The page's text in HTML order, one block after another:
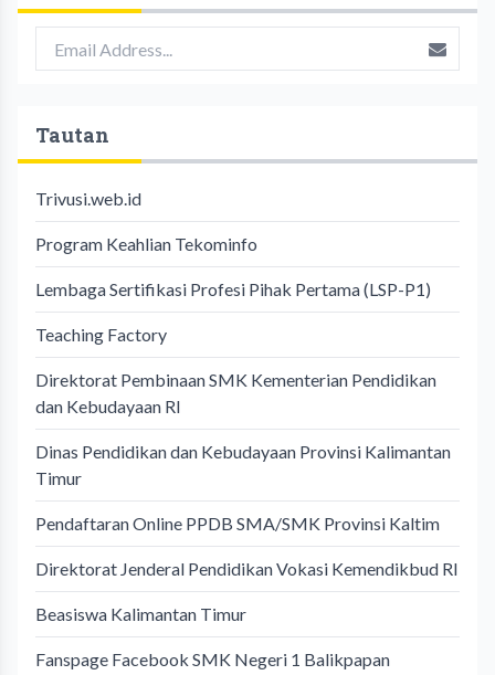
Tautan
Trivusi.web.id
Program Keahlian Tekominfo
Lembaga Sertifikasi Profesi Pihak Pertama (LSP-P1)
Teaching Factory
Direktorat Pembinaan SMK Kementerian Pendidikan
dan Kebudayaan RI
Dinas Pendidikan dan Kebudayaan Provinsi Kalimantan
Timur
Pendaftaran Online PPDB SMA/SMK Provinsi Kaltim
Direktorat Jenderal Pendidikan Vokasi Kemendikbud RI
Beasiswa Kalimantan Timur
Fanspage Facebook SMK Negeri 1 Balikpapan